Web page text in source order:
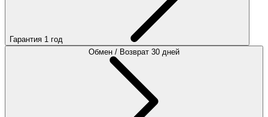
Гарантия 1 год
Обмен / Возврат 30 дней